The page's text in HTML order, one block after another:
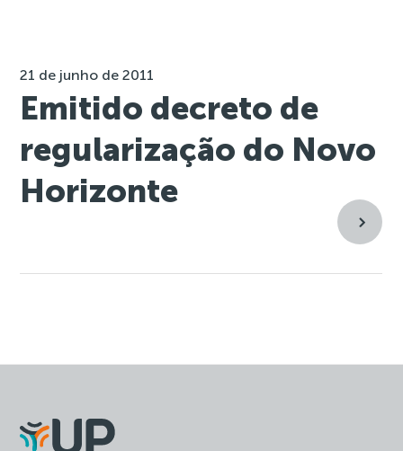
21 de junho de 2011
Emitido decreto de
regularização do Novo
Horizonte